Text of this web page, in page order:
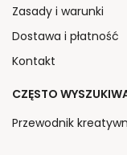
Zasady i warunki
Dostawa i płatność
Kontakt
CZĘSTO
Przewodnik